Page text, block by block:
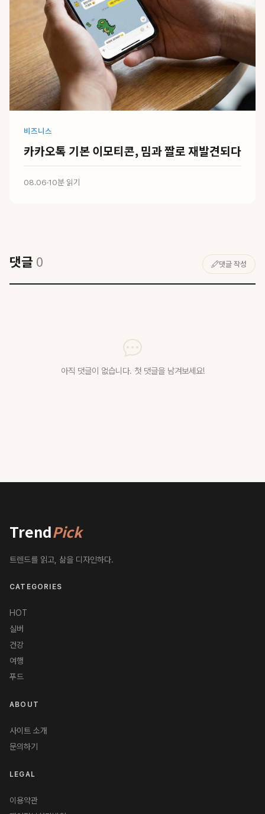
비즈니스
카카오톡 기본 이모티콘, 밈과 짤로 재발견되다
08.06·10분 읽기
댓글 0 댓글 작성
아직 댓글이 없습니다. 첫 댓글을 남겨보세요!
TrendPick
트렌드를 읽고, 삶을 디자인하다.
CATEGORIES
HOT
실버
건강
여행
푸드
ABOUT
사이트 소개
문의하기
LEGAL
이용약관